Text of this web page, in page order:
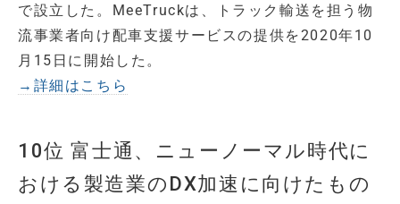
で設立した。MeeTruckは、トラック輸送を担う物
流事業者向け配車支援サービスの提供を2020年10
月15日に開始した。
→詳細はこちら
10位 富士通、ニューノーマル時代に
おける製造業のDX加速に向けたもの